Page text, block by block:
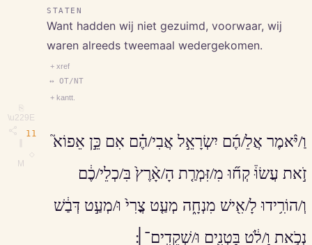
⎘
\u229E
M
STATEN
Want hadden wij niet gezuimd, voorwaar, wij
waren alreeds tweemaal wedergekomen.
+ xref
↔ OT/NT
+ kantt.
11
וַ/יֹּ֨אמֶר אֲלֵ/הֶ֜ם יִשְׂרָאֵ֣ל אֲבִי/הֶ֗ם אִם כֵּ֣ן אֵפוֹא֮
זֹ֣את עֲשׂוּ֒ קְח֞וּ מִ/זִּמְרַ֤ת הָ/אָ֨רֶץ֙ בִּ/כְלֵי/כֶ֔ם
וְ/הוֹרִ֥ידוּ לָ/אִ֖ישׁ מִנְחָ֑ה מְעַ֤ט צֳרִי֙ וּ/מְעַ֣ט דְּבַ֔שׁ
נְכֹ֣את וָ/לֹ֔ט בָּטְנִ֖ים וּ/שְׁקֵדִֽים־׀׃